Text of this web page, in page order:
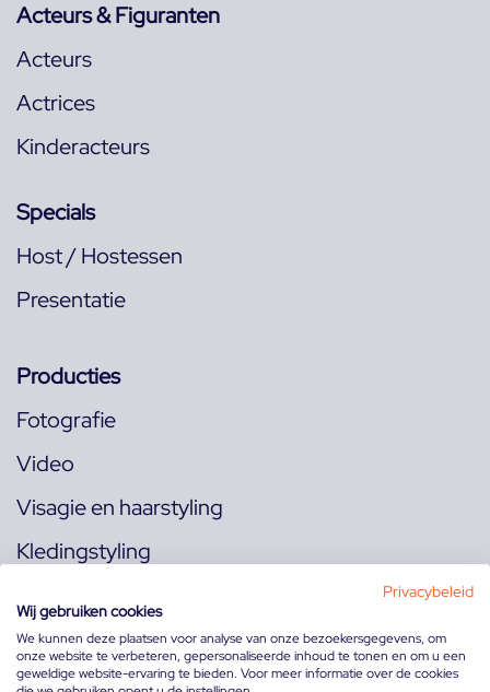
Acteurs & Figuranten
Acteurs
Actrices
Kinderacteurs
Specials
Host / Hostessen
Presentatie
Producties
Fotografie
Video
Visagie en haarstyling
Kledingstyling
Volg ons op:
Privacybeleid
Wij gebruiken cookies
We kunnen deze plaatsen voor analyse van onze bezoekersgegevens, om
onze website te verbeteren, gepersonaliseerde inhoud te tonen en om u een
geweldige website-ervaring te bieden. Voor meer informatie over de cookies